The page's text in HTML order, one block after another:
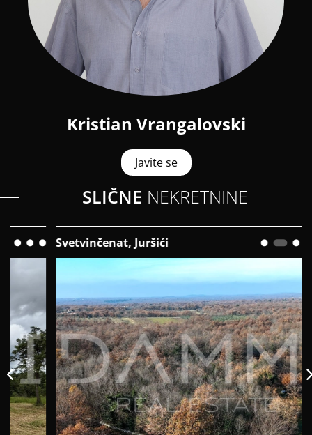
Kristian Vrangalovski
Javite se
SLIČNE NEKRETNINE
Svetvinčenat, Juršići